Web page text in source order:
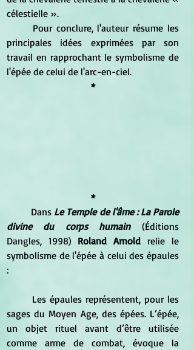
célestielle ».
principales idées exprimées par son
travail en rapprochant le symbolisme de
l'épée de celui de l'arc-en-ciel.
*
*
Dans Le Temple de l'âme : La Parole
divine du corps humain (Éditions
Dangles, 1998) Roland Arnold relie le
symbolisme de l'épée à celui des épaules
:
sages du Moyen Age, des épées. L’épée,
un objet rituel avant d’être utilisée
comme arme de combat, évoque la